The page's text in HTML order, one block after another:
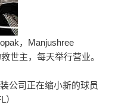
，Manjushree
世主，每天举行营业。
公司正在缩小新的球员